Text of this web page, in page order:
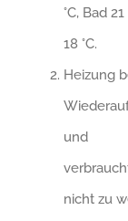
°C, Bad
18 °C.
Heizung
und
nicht zu